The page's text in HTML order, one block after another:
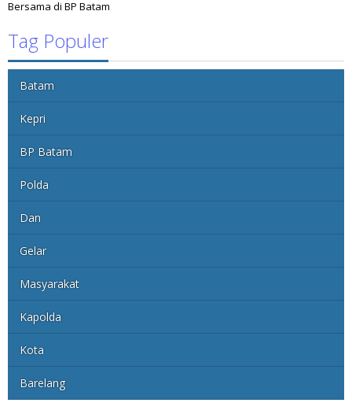
Bersama di BP Batam
Tag Populer
Batam
Kepri
BP Batam
Polda
Dan
Gelar
Masyarakat
Kapolda
Kota
Barelang